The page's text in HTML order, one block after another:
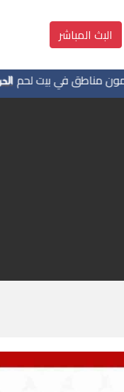
البث المباشر
في بيت لحم